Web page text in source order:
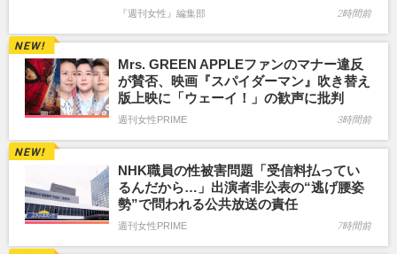
『週刊女性』編集部 2時間前
Mrs. GREEN APPLEファンのマナー違反
が賛否、映画『スパイダーマン』吹き替え
版上映に「ウェーイ！」の歓声に批判
週刊女性PRIME 3時間前
NHK職員の性被害問題「受信料払ってい
るんだから…」出演者非公表の“逃げ腰姿
勢”で問われる公共放送の責任
週刊女性PRIME 7時間前